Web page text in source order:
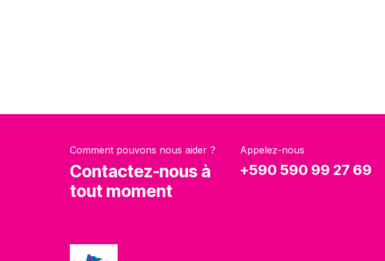
Comment pouvons nous aider ?
Contactez-nous à
tout moment
Appelez-nous
+590 590 99 27 69